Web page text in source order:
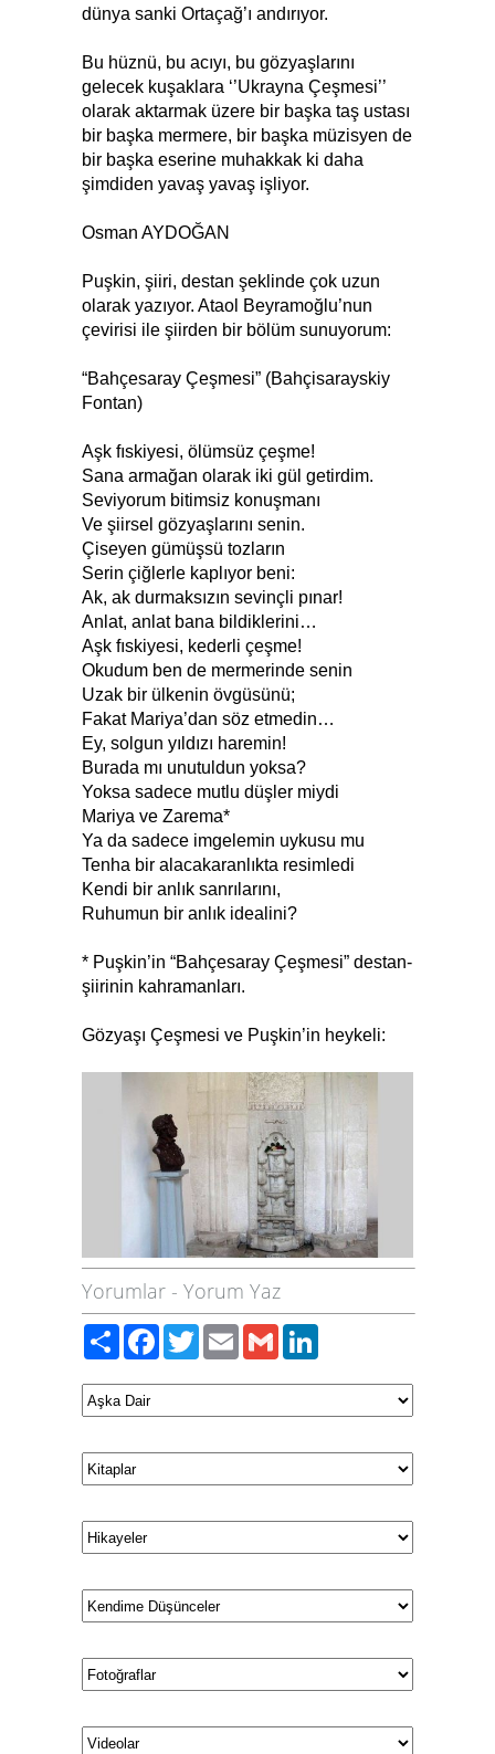
dünya sanki Ortaçağ’ı andırıyor.
Bu hüznü, bu acıyı, bu gözyaşlarını
gelecek kuşaklara ‘’Ukrayna Çeşmesi’’
olarak aktarmak üzere bir başka taş ustası
bir başka mermere, bir başka müzisyen de
bir başka eserine muhakkak ki daha
şimdiden yavaş yavaş işliyor.
Osman AYDOĞAN
Puşkin, şiiri, destan şeklinde çok uzun
olarak yazıyor. Ataol Beyramoğlu’nun
çevirisi ile şiirden bir bölüm sunuyorum:
“Bahçesaray Çeşmesi” (Bahçisarayskiy
Fontan)
Aşk fıskiyesi, ölümsüz çeşme!
Sana armağan olarak iki gül getirdim.
Seviyorum bitimsiz konuşmanı
Ve şiirsel gözyaşlarını senin.
Çiseyen gümüşsü tozların
Serin çiğlerle kaplıyor beni:
Ak, ak durmaksızın sevinçli pınar!
Anlat, anlat bana bildiklerini…
Aşk fıskiyesi, kederli çeşme!
Okudum ben de mermerinde senin
Uzak bir ülkenin övgüsünü;
Fakat Mariya’dan söz etmedin…
Ey, solgun yıldızı haremin!
Burada mı unutuldun yoksa?
Yoksa sadece mutlu düşler miydi
Mariya ve Zarema*
Ya da sadece imgelemin uykusu mu
Tenha bir alacakaranlıkta resimledi
Kendi bir anlık sanrılarını,
Ruhumun bir anlık idealini?
* Puşkin’in “Bahçesaray Çeşmesi” destan-
şiirinin kahramanları.
Gözyaşı Çeşmesi ve Puşkin’in heykeli:
Yorumlar - Yorum Yaz
PaylaşFacebook
TwitterEmailGmail